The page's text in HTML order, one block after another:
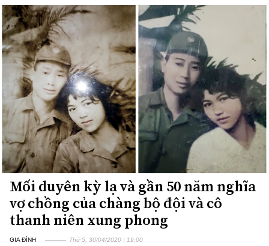
Mối duyên kỳ lạ và gần 50 năm nghĩa
vợ chồng của chàng bộ đội và cô
thanh niên xung phong
GIA ĐÌNH Thứ 5, 30/04/2020 | 19:00